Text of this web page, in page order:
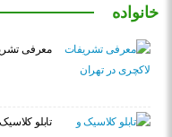
خانواده
معرفی
تابلو